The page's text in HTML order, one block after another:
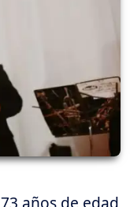
años de edad